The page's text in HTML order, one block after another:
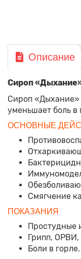
Описание
Сироп
Сироп «Дыхание»
уменьшает боль в
ОСНОВНЫЕ
Смягчение
ПОКАЗАНИЯ
Простудные
Грипп, ОРВИ,
Боли в горле.